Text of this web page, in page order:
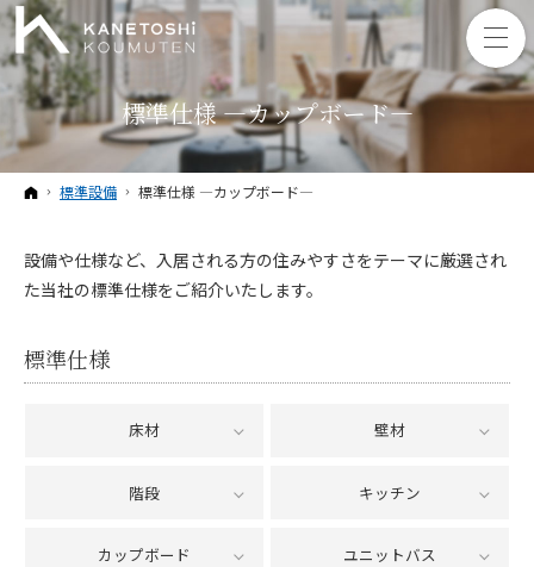
標準仕様 ―カップボード―
ホーム
標準設備 標準仕様 ―カップボード―
設備や仕様など、入居される方の住みやすさをテーマに厳選され
た当社の標準仕様をご紹介いたします。
標準仕様
床材 壁材
階段 キッチン
カップボード ユニットバス